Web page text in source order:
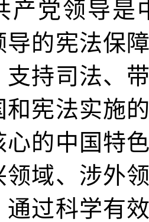
产党领导是
导的宪法保
支持司法、
和宪法实施
心的中国特
领域、涉外
通过科学有